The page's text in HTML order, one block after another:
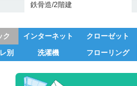
鉄骨造/2階建
ク インターネット クローゼット
別
洗濯機 フローリング